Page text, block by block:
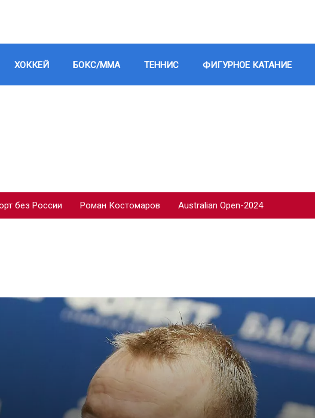
ХОККЕЙ БОКС/ММА ТЕННИС ФИГУРНОЕ КАТАНИЕ
без России Роман Костомаров Australian Open-2024